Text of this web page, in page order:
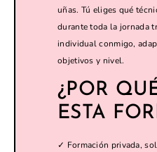
uñas. Tú eliges qué
durante toda la jornada
individual conmigo,
objetivos y nivel.
¿POR
ESTA
✓ Formación privada,